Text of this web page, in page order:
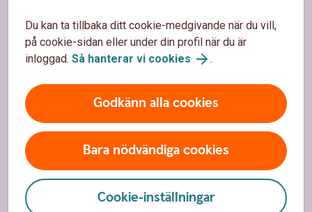
Du kan ta tillbaka ditt cookie-medgivande när du vill,
på cookie-sidan eller under din profil när du är
inloggad. Så hanterar vi cookies .
Godkänn alla cookies
Bara nödvändiga cookies
Cookie-inställningar
Spärrhjälp
Hitta bankkontor
Bli kund
Priser, räntor och kurser
Om oss
Om Södra Hestra Sparbank